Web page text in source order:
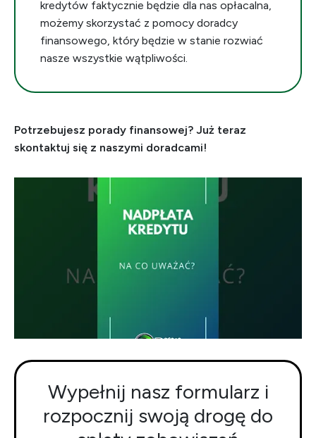
kredytów faktycznie będzie dla nas opłacalna,
możemy skorzystać z pomocy doradcy
finansowego, który będzie w stanie rozwiać
nasze wszystkie wątpliwości.
Potrzebujesz porady finansowej? Już teraz
skontaktuj się z naszymi doradcami!
Wypełnij nasz formularz i
rozpocznij swoją drogę do